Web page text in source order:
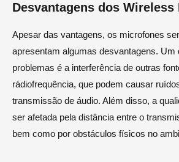
Desvantagens dos
Apesar das vantagens, os microfones
apresentam algumas desvantagens. Um
problemas é a interferência de outras
rádiofrequência, que podem causar
transmissão de áudio. Além disso, a
ser afetada pela distância entre o
bem como por obstáculos físicos no